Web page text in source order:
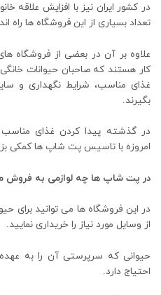
در کشور ایران نیز با افزایش علاقه
تعداد بسیاری از این فروشگاه ها راه
علاوه بر آن در بعضی از فروشگاه
کار هستند که صاحبان حیوانات
غذای مناسب، شرایط نگهداری و
بگیرند.
در گذشته پیدا کردن غذای مناسب
امروزه با تاسیس پت شاپ ها کمکی
در پت شاپ ها چه لوازمی به فروش
در این فروشگاه ها می توانید برای
از وسایل مورد نیاز را خریداری نمایید.
حیوانی که سرپرستی آن را به
احتیاج دارد.